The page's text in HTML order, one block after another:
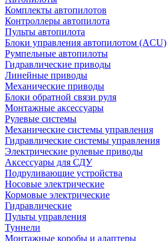
Комплекты автопилотов
Контроллеры автопилота
Пульты автопилота
Блоки управления автопилотом (ACU)
Румпельные автопилоты
Гидравлические приводы
Линейные приводы
Механические приводы
Блоки обратной связи руля
Монтажные аксессуары
Рулевые системы
Механические системы управления
Гидравлические системы управления
Электрические рулевые приводы
Аксессуары для СДУ
Подруливающие устройства
Носовые электрические
Кормовые электрические
Гидравлические
Пульты управления
Туннели
Монтажные коробы и адаптеры